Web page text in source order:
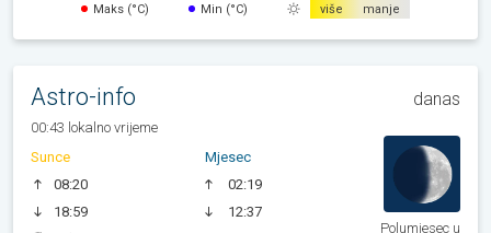
Maks (°C) Min (°C) više manje
Astro-info danas
00:43 lokalno vrijeme
Sunce
08:20
18:59
Mjesec
02:19
12:37
Polumjesec u